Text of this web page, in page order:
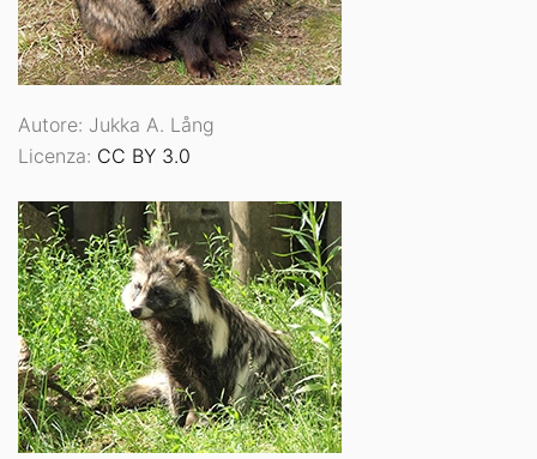
Autore: Jukka A. Lång
Licenza: CC BY 3.0